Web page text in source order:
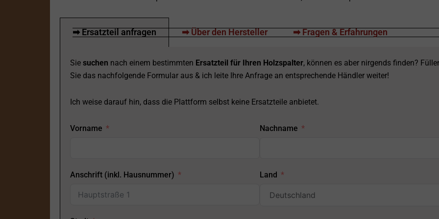
➡ Ersatzteil anfragen ➡ Über den Hersteller ➡ Fragen & Erfahrungen
Sie suchen nach einem bestimmten Ersatzteil für Ihren Holzspalter, können es aber nirgends finden?
Sie das nachfolgende Formular aus & ich leite Ihre Anfrage an entsprechende Händler weiter!
Ich weise darauf hin, dass die Plattform selbst keine Ersatzteile anbietet.
Vorname Nachname
Anschrift (inkl. Hausnummer) Land